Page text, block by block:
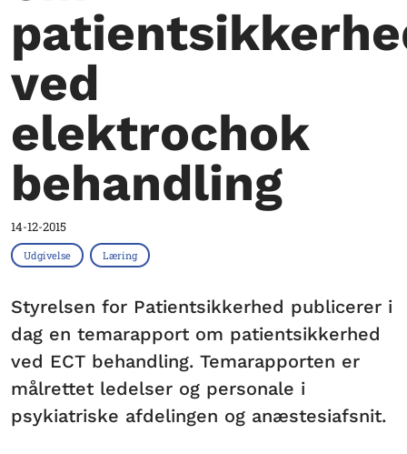
ved
elektrochok
behandling
14-12-2015
Udgivelse Læring
Styrelsen for Patientsikkerhed publicerer i
dag en temarapport om patientsikkerhed
ved ECT behandling. Temarapporten er
målrettet ledelser og personale i
psykiatriske afdelingen og anæstesiafsnit.